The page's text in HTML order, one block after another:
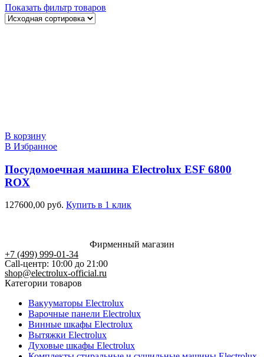
Показать фильтр товаров
В корзину
В Избранное
Посудомоечная машина Electrolux ESF 6800
ROX
127600,00 руб. Купить в 1 клик
Фирменный магазин
+7 (499) 999-01-34
Call-центр: 10:00 до 21:00
shop@electrolux-official.ru
Категории товаров
Вакууматоры Electrolux
Варочные панели Electrolux
Винные шкафы Electrolux
Вытяжки Electrolux
Духовые шкафы Electrolux